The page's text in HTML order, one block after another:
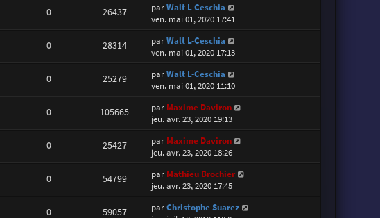
0 26437 parWalt L-Ceschia
ven. mai 01, 2020 17:41
0 28314 parWalt L-Ceschia
ven. mai 01, 2020 17:13
0 25279 parWalt L-Ceschia
ven. mai 01, 2020 11:10
0 105665 par Maxime Daviron
jeu. avr. 23, 2020 19:13
0 25427 par Maxime Daviron
jeu. avr. 23, 2020 18:26
0 54799 par Mathieu Brochier
jeu. avr. 23, 2020 17:45
0 59057 parChristophe Suarez